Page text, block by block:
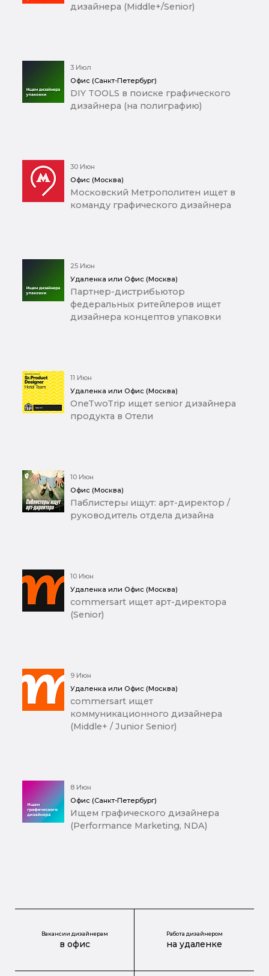
дизайнера (Middle+/Senior)
3 Июл
Офис (Санкт-Петербург)
DIY TOOLS в поиске графического
дизайнера (на полиграфию)
30 Июн
Офис (Москва)
Московский Метрополитен ищет в
команду графического дизайнера
25 Июн
Удаленка или Офис (Москва)
Партнер-дистрибьютор
федеральных ритейлеров ищет
дизайнера концептов упаковки
11 Июн
Удаленка или Офис (Москва)
OneTwoTrip ищет senior дизайнера
продукта в Отели
10 Июн
Офис (Москва)
Паблистеры ищут: арт-директор /
руководитель отдела дизайна
10 Июн
Удаленка или Офис (Москва)
commersart ищет арт-директора
(Senior)
9 Июн
Удаленка или Офис (Москва)
commersart ищет
коммуникационного дизайнера
(Middle+ / Junior Senior)
8 Июн
Офис (Санкт-Петербург)
Ищем графического дизайнера
(Performance Marketing, NDA)
Вакансии дизайнерам
в офис
Работа дизайнером
на удаленке